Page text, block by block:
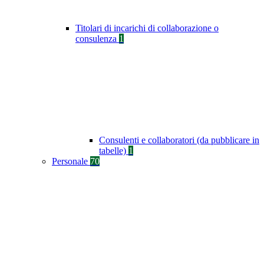
Titolari di incarichi di collaborazione o
consulenza 1
Consulenti e collaboratori (da pubblicare in
tabelle) 1
Personale 70